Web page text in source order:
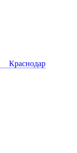
Краснодар